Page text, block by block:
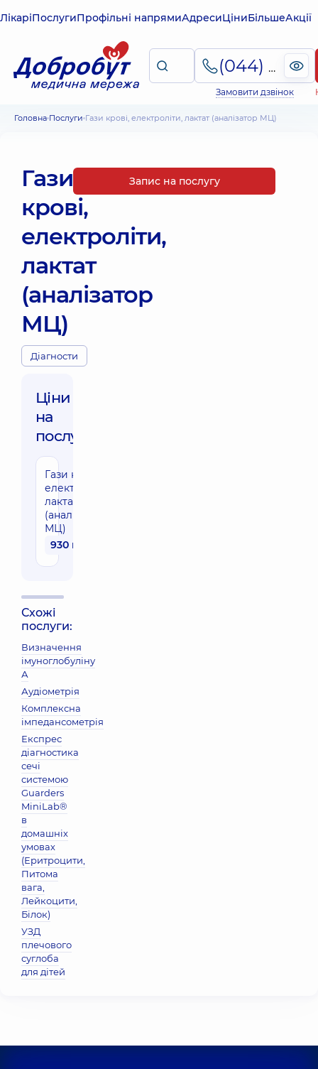
ЛікаріПослугиПрофільні напрямиАдресиЦіниБільшеАкції
(044) 495-2-888
Замовити дзвінок
Головна Послуги Гази крові, електроліти, лактат (аналізатор МЦ)
Гази
крові,
електроліти,
лактат
(аналізатор
МЦ)
Діагности
Ціни
на
послуги:
Гази крові,
електроліти,
лактат
(аналізатор
МЦ)
930 грн
Схожі
послуги:
Визначення
імуноглобуліну
А
Аудіометрія
Комплексна
імпедансометрія
Експрес
діагностика
сечі
системою
Guarders
MiniLab®
в
домашніх
умовах
(Еритроцити,
Питома
вага,
Лейкоцити,
Бiлок)
УЗД
плечового
суглоба
для дітей
Запис на послугу